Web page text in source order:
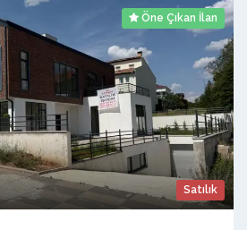
Öne Çıkan İlan
Satılık